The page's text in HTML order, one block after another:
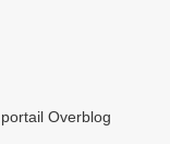
Overblog